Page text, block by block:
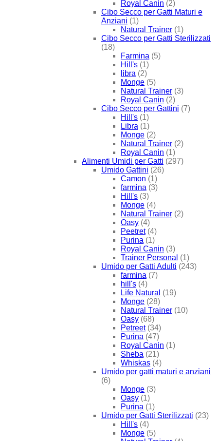
Royal Canin (2)
Cibo Secco per Gatti Maturi e
Anziani (1)
Natural Trainer (1)
Cibo Secco per Gatti Sterilizzati
(18)
Farmina (5)
Hill's (1)
libra (2)
Monge (5)
Natural Trainer (3)
Royal Canin (2)
Cibo Secco per Gattini (7)
Hill's (1)
Libra (1)
Monge (2)
Natural Trainer (2)
Royal Canin (1)
Alimenti Umidi per Gatti (297)
Umido Gattini (26)
Camon (1)
farmina (3)
Hill's (3)
Monge (4)
Natural Trainer (2)
Oasy (4)
Peetret (4)
Purina (1)
Royal Canin (3)
Trainer Personal (1)
Umido per Gatti Adulti (243)
farmina (7)
hill's (4)
Life Natural (19)
Monge (28)
Natural Trainer (10)
Oasy (68)
Petreet (34)
Purina (47)
Royal Canin (1)
Sheba (21)
Whiskas (4)
Umido per gatti maturi e anziani
(6)
Monge (3)
Oasy (1)
Purina (1)
Umido per Gatti Sterilizzati (23)
Hill's (4)
Monge (5)